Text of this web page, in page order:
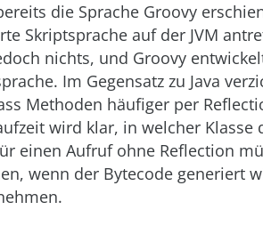
die Sprache Groovy
Skriptsprache auf der JVM
nichts, und Groovy
Im Gegensatz zu Java
Methoden häufiger per
wird klar, in welcher Klasse
einen Aufruf ohne Reflection
wenn der Bytecode generiert